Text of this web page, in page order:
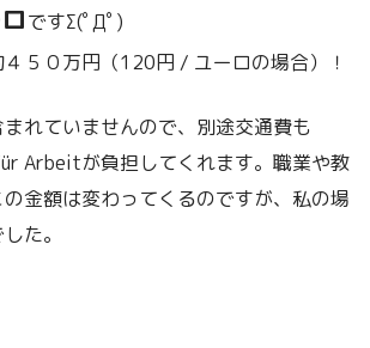
ですΣ(ﾟДﾟ)
５０万円（120円 / ユーロの場合）！
れていませんので、別途交通費も
Arbeitが負担してくれます。職業や教
金額は変わってくるのですが、私の場
た。